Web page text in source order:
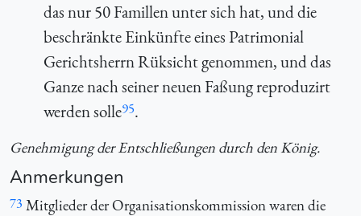
das nur 50 Famillen unter sich hat, und die
beschränkte Einkünfte eines Patrimonial
Gerichtsherrn Rüksicht genommen, und das
Ganze nach seiner neuen Faßung reproduzirt
werden solle95.
Genehmigung der Entschließungen durch den König.
Anmerkungen
73 Mitglieder der Organisationskommission waren die